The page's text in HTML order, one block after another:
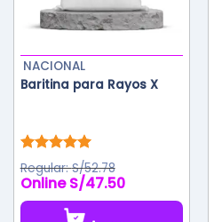
Baritina para Rayos X
Valorado
con5.00
de 5
NACIONAL
S/52.78
El
precio
original
S/47.50El
precio